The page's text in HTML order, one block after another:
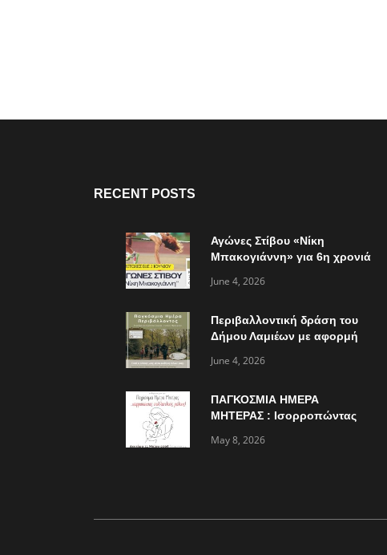
RECENT POSTS
Αγώνες Στίβου «Νίκη
Μπακογιάννη» για 6η χρονιά
June 4, 2026
Περιβαλλοντική δράση του
Δήμου Λαμιέων με αφορμή
περιβάλλοντος
June 4, 2026
ΠΑΓΚΟΣΜΙΑ ΗΜΕΡΑ
ΜΗΤΕΡΑΣ : Ισορροπώντας
May 8, 2026